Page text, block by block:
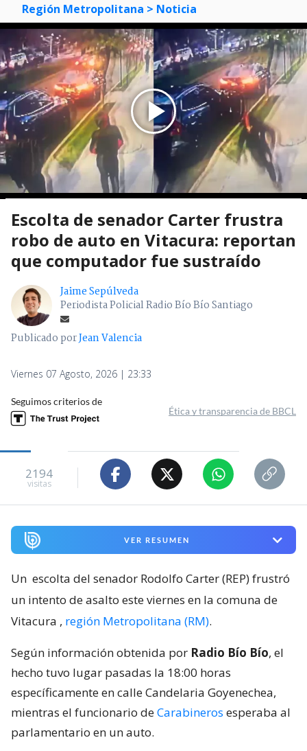
Región Metropolitana > Noticia
Escolta de senador Carter frustra
robo de auto en Vitacura: reportan
que computador fue sustraído
Jaime Sepúlveda
Periodista Policial Radio Bío Bío Santiago
Publicado porJean Valencia
Viernes 07 Agosto, 2026 | 23:33
Seguimos criterios de
Ética y transparencia de BBCL
2194
visitas
VER RESUMEN
Un escolta del senador Rodolfo Carter (REP) frustró
un intento de asalto este viernes en la comuna de
Vitacura , región Metropolitana (RM).
Según información obtenida por Radio Bío Bío, el
hecho tuvo lugar pasadas la 18:00 horas
específicamente en calle Candelaria Goyenechea,
mientras el funcionario deCarabineros esperaba al
parlamentario en un auto.